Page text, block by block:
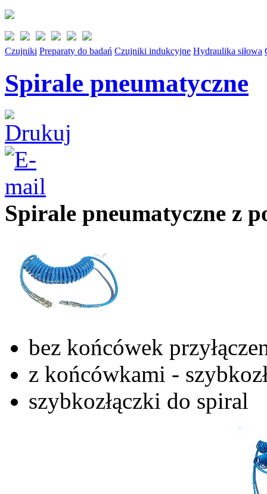
Czujniki Preparaty do badań Czujniki indukcyjne Hydraulika siłowa
Spirale pneumatyczne
Spirale pneumatyczne z
bez końcówek
z końcówkami -
szybkozłączki do spiral